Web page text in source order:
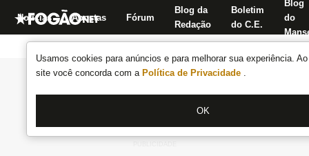
Usamos cookies para anúncios e para melhorar sua experiência.
site você concorda com a Política de Privacidade .
OK
Notícias Apostas Fórum
Blog da
Redação
Boletim
do C.E.
Blog
do